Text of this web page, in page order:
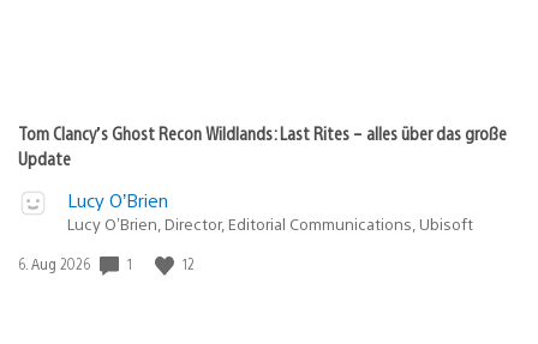
Tom Clancy’s Ghost Recon Wildlands: Last Rites – alles über das große
Update
Lucy O’Brien
Lucy O’Brien, Director, Editorial Communications, Ubisoft
Veröffentlichungsdatum:
6. Aug 2026 1 12